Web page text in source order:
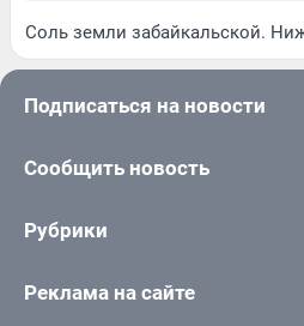
Соль земли забайкальской.
Подписаться на новости
Сообщить новость
Рубрики
Реклама на сайте